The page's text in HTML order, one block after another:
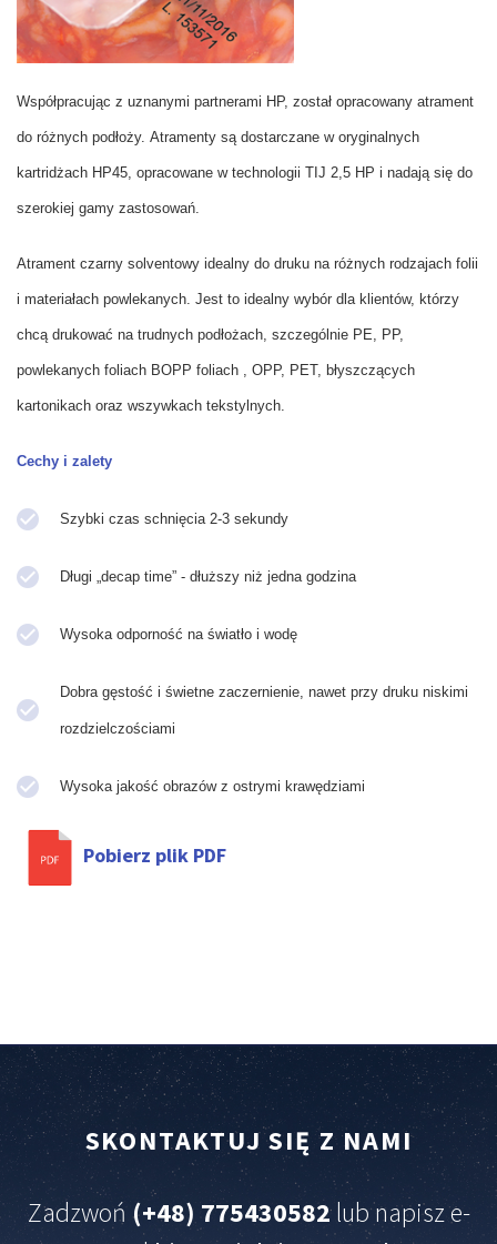
Współpracując z uznanymi partnerami HP, został opracowany atrament
do różnych podłoży. Atramenty są dostarczane w oryginalnych
kartridżach HP45, opracowane w technologii TIJ 2,5 HP i nadają się do
szerokiej gamy zastosowań.
Atrament czarny solventowy idealny do druku na różnych rodzajach folii
i materiałach powlekanych. Jest to idealny wybór dla klientów, którzy
chcą drukować na trudnych podłożach, szczególnie PE, PP,
powlekanych foliach BOPP foliach , OPP, PET, błyszczących
kartonikach oraz wszywkach tekstylnych.
Cechy i zalety
Szybki czas schnięcia 2-3 sekundy
Długi „decap time” - dłuższy niż jedna godzina
Wysoka odporność na światło i wodę
Dobra gęstość i świetne zaczernienie, nawet przy druku niskimi
rozdzielczościami
Wysoka jakość obrazów z ostrymi krawędziami
Pobierz plik PDF
SKONTAKTUJ SIĘ Z NAMI
Zadzwoń (+48) 775430582lub napisz e-